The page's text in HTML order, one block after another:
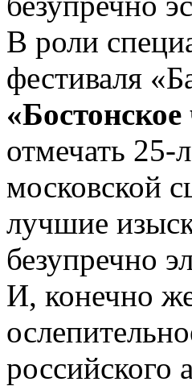
В роли
фестиваля
отмечать
московской
лучшие
безупречно
И, конечно
российского